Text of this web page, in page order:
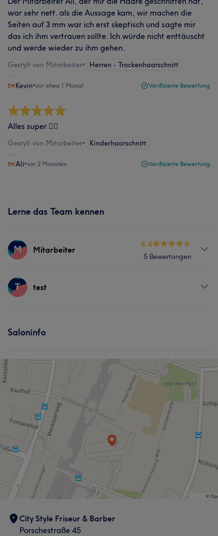
war sehr nett. als die Aussage kam, wir machen die
Seiten auf 3 mm war ich erst skeptisch und sagte mir
das ich ihm vertrauen sollte. Ich würde nicht enttäuscht
und werde wieder zu ihm gehen.
Gestylt von Mitarbeiter• Herren - Trockenhaarschnitt
Kevin•vor etwa 1 Monat Verifizierte Bewertung
Alles super 👍🏽
Gestylt von Mitarbeiter• Kinderhaarschnitt
Ali•vor 2 Monaten Verifizierte Bewertung
Lerne das Team kennen
M Mitarbeiter
4.4
5 Bewertungen
Services
T test
Saloninfo
City Style Friseur & Barber
Porschestraße 45